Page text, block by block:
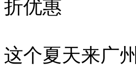
折优惠
这个夏天来广